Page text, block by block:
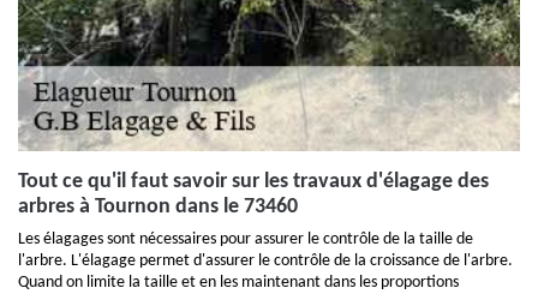
Tout ce qu'il faut savoir sur les travaux d'élagage des
arbres à Tournon dans le 73460
Les élagages sont nécessaires pour assurer le contrôle de la taille de
l'arbre. L'élagage permet d'assurer le contrôle de la croissance de l'arbre.
Quand on limite la taille et en les maintenant dans les proportions